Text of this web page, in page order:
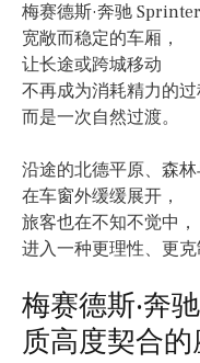
梅赛德斯·奔驰 Sprinter
宽敞而稳定的车厢，
让长途或跨城移动
不再成为消耗精力的过
而是一次自然过渡。
沿途的北德平原、森林
在车窗外缓缓展开，
旅客也在不知不觉中，
进入一种更理性、更克
梅赛德斯·奔
质高度契合的